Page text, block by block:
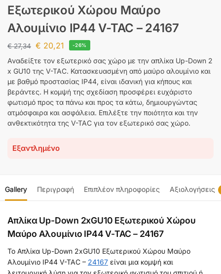
Eξωτερικού Xώρου Μαύρο
Αλουμίνιο IP44 V-TAC – 24167
€27,34 € 20,21 -26%
Αναδείξτε τον εξωτερικό σας χώρο με την απλίκα Up-Down 2
x GU10 της V-TAC. Κατασκευασμένη από μαύρο αλουμίνιο και
με βαθμό προστασίας IP44, είναι ιδανική για κήπους και
βεράντες. Η κομψή της σχεδίαση προσφέρει ευχάριστο
φωτισμό προς τα πάνω και προς τα κάτω, δημιουργώντας
ατμόσφαιρα και ασφάλεια. Επιλέξτε την ποιότητα και την
ανθεκτικότητα της V-TAC για τον εξωτερικό σας χώρο.
Εξαντλημένο
Gallery Περιγραφή Επιπλέον πληροφορίες Αξιολογήσεις
Απλίκα Up-Down 2xGU10 Eξωτερικού Xώρου
Μαύρο Αλουμίνιο IP44 V-TAC – 24167
Το Απλίκα Up-Down 2xGU10 Eξωτερικού Xώρου Μαύρο
Αλουμίνιο IP44 V-TAC – 24167 είναι μια κομψή και